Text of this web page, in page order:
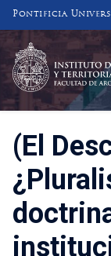
Pontificia
INSTITUTO
Y
FACULTAD DE
(El